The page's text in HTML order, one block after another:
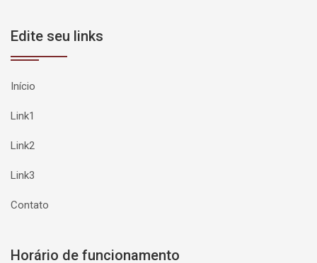
Edite seu links
Início
Link1
Link2
Link3
Contato
Horário de funcionamento